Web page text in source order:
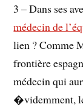
3 – Dans ses
médecin de
lien ? Comme
frontière
médecin qui
�videmment,